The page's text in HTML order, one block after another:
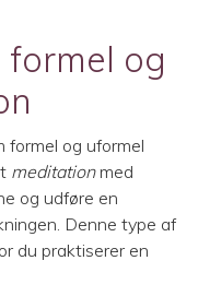
og
og uformel
meditationmed
og udføre en
Denne type af
du praktiserer en